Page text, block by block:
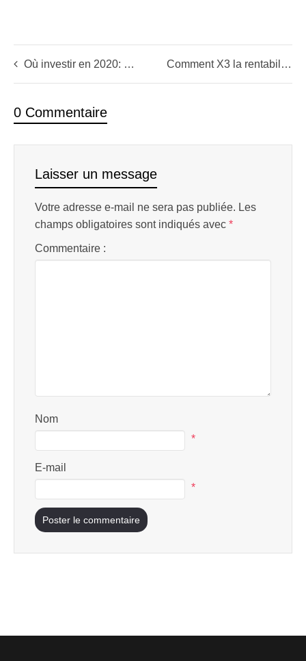
Où investir en 2020: Bitcoin ? Bourse ? Immobilier ? Comment X3 la rentabilité d’un portefeuille (sans le risque) avec le Bitcoin
0 Commentaire
Laisser un message
Votre adresse e-mail ne sera pas publiée. Les
champs obligatoires sont indiqués avec *
Commentaire :
Nom
*
E-mail
*